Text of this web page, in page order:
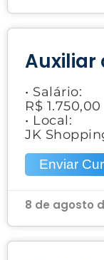
Auxiliar
• Salário:
R$ 1.750,00
• Local:
JK
Enviar
8 de agosto